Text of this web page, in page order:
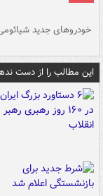
خودروهای جدید شیائومی
این مطالب را از دست